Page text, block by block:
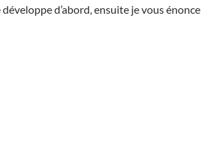
d’abord, ensuite je vous énonce